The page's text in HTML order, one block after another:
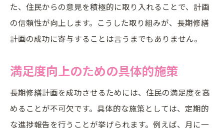
た、住民からの意見を積極的に取り入れることで、計画
の信頼性が向上します。こうした取り組みが、長期修繕
計画の成功に寄与することは言うまでもありません。
満足度向上のための具体的施策
長期修繕計画を成功させるためには、住民の満足度を高
めることが不可欠です。具体的な施策としては、定期的
な進捗報告を行うことが挙げられます。例えば、月に一